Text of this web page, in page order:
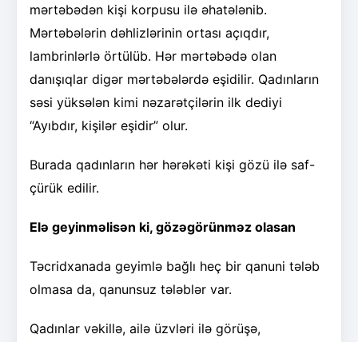
mərtəbədən kişi korpusu ilə əhatələnib.
Mərtəbələrin dəhlizlərinin ortası açıqdır,
lambrinlərlə örtülüb. Hər mərtəbədə olan
danışıqlar digər mərtəbələrdə eşidilir. Qadınların
səsi yüksələn kimi nəzarətçilərin ilk dediyi
“Ayıbdır, kişilər eşidir” olur.
Burada qadınların hər hərəkəti kişi gözü ilə saf-
çürük edilir.
Elə geyinməlisən ki, gözəgörünməz olasan
Təcridxanada geyimlə bağlı heç bir qanuni tələb
olmasa da, qanunsuz tələblər var.
Qadınlar vəkillə, ailə üzvləri ilə görüşə,